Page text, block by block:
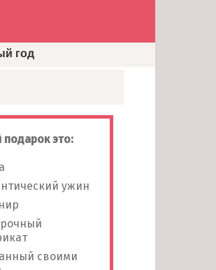
год
подарок это:
ужин
своими